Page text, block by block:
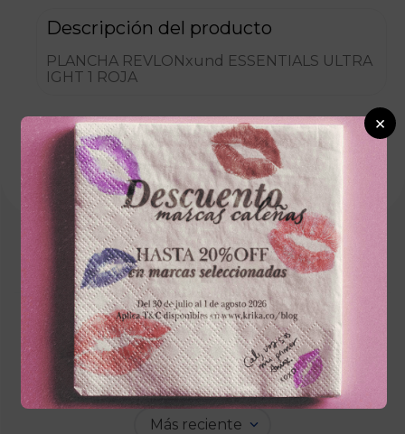
Descripción del producto
PLANCHA REVLONxund ESSENTIALS ULTRA
IGHT 1 ROJA
Cargando el resumen…
Por favor, inicia sesión para escribir un
comentario.
Más reciente
×